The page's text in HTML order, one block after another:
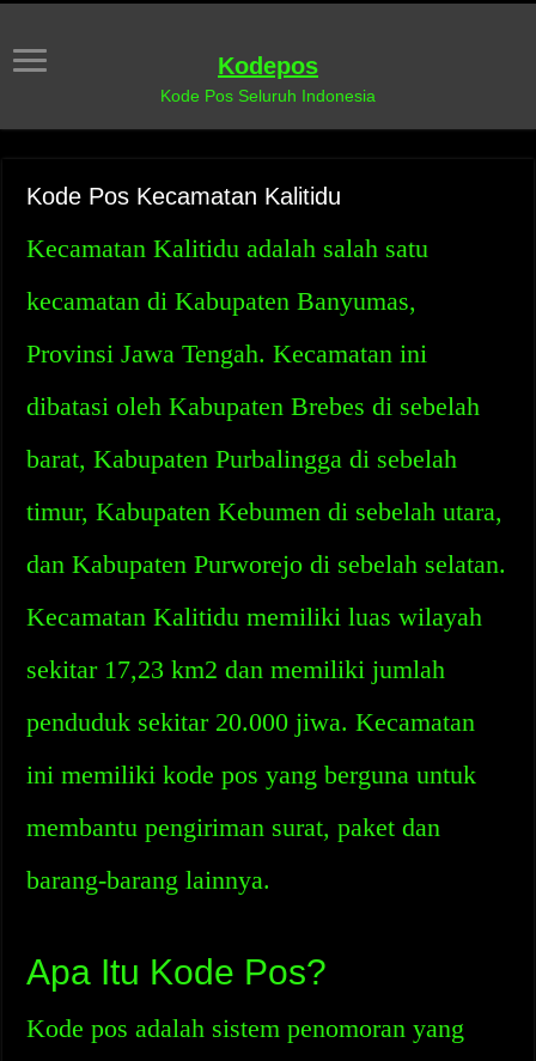
Kodepos
Kode Pos Seluruh Indonesia
Kode Pos Kecamatan Kalitidu
Kecamatan Kalitidu adalah salah satu
kecamatan di Kabupaten Banyumas,
Provinsi Jawa Tengah. Kecamatan ini
dibatasi oleh Kabupaten Brebes di sebelah
barat, Kabupaten Purbalingga di sebelah
timur, Kabupaten Kebumen di sebelah utara,
dan Kabupaten Purworejo di sebelah selatan.
Kecamatan Kalitidu memiliki luas wilayah
sekitar 17,23 km2 dan memiliki jumlah
penduduk sekitar 20.000 jiwa. Kecamatan
ini memiliki kode pos yang berguna untuk
membantu pengiriman surat, paket dan
barang-barang lainnya.
Apa Itu Kode Pos?
Kode pos adalah sistem penomoran yang